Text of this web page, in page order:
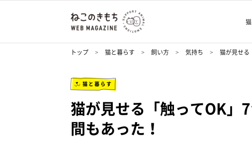
トップ 猫と暮らす 飼い方 気持ち 猫が見せる
猫と暮らす
猫が見せる「触ってOK」
間もあった！